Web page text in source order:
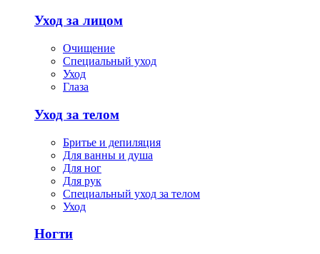
Уход за лицом
Очищение
Специальный уход
Уход
Глаза
Уход за телом
Бритье и депиляция
Для ванны и душа
Для ног
Для рук
Специальный уход за телом
Уход
Ногти